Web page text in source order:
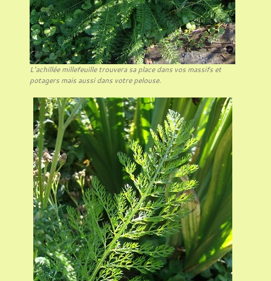
L’achillée millefeuille trouvera sa place dans vos massifs et
potagers mais aussi dans votre pelouse.